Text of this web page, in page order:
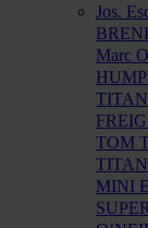
Jos.
Marc
TOM
MINI